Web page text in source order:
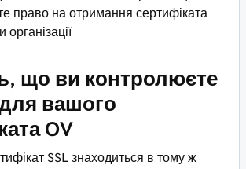
право на отримання сертифіката
організації
що ви контролюєте
вашого
OV
SSL знаходиться в тому ж